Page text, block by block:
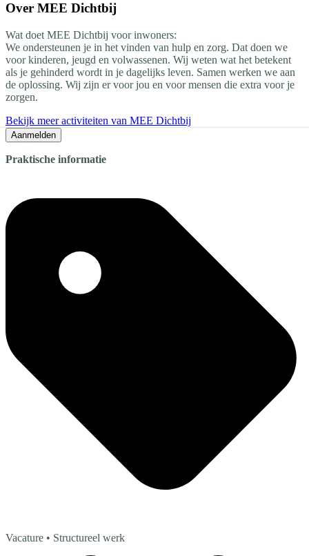
Over MEE Dichtbij
Wat doet MEE Dichtbij voor inwoners:
We ondersteunen je in het vinden van hulp en zorg. Dat doen we
voor kinderen, jeugd en volwassenen. Wij weten wat het betekent
als je gehinderd wordt in je dagelijks leven. Samen werken we aan
de oplossing. Wij zijn er voor jou en voor mensen die extra voor je
zorgen.
Bekijk meer activiteiten van MEE Dichtbij
Aanmelden
Praktische informatie
Vacature • Structureel werk